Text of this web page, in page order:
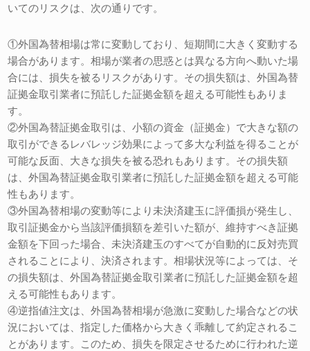
いてのリスクは、次の通りです。
①外国為替相場は常に変動しており、短期間に大きく変動する
場合があります。相場が業者の思惑とは異なる方向へ動いた場
合には、損失を被るリスクがありす。その損失額は、外国為替
証拠金取引業者に預託した証拠金額を超える可能性もありま
す。
②外国為替証拠金取引は、小額の資金（証拠金）で大きな額の
取引ができるレバレッジ効果によって多大な利益を得ることが
可能な反面、大きな損失を被る恐れもあります。その損失額
は、外国為替証拠金取引業者に預託した証拠金額を超える可能
性もあります。
③外国為替相場の変動等により未決済建玉に評価損が発生し、
取引証拠金から当該評価損額を差引いた額が、維持すべき証拠
金額を下回った場合、未決済建玉のすべてが自動的に反対売買
されることにより、決済されます。相場状況等によっては、そ
の損失額は、外国為替証拠金取引業者に預託した証拠金額を超
える可能性もあります。
④逆指値注文は、外国為替相場が急激に変動した場合などの状
況においては、指定した価格から大きく乖離して約定されるこ
とがあります。このため、損失を限定させるために行われた逆